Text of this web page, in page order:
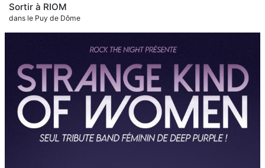
Sortir à RIOM
dans le Puy de Dôme